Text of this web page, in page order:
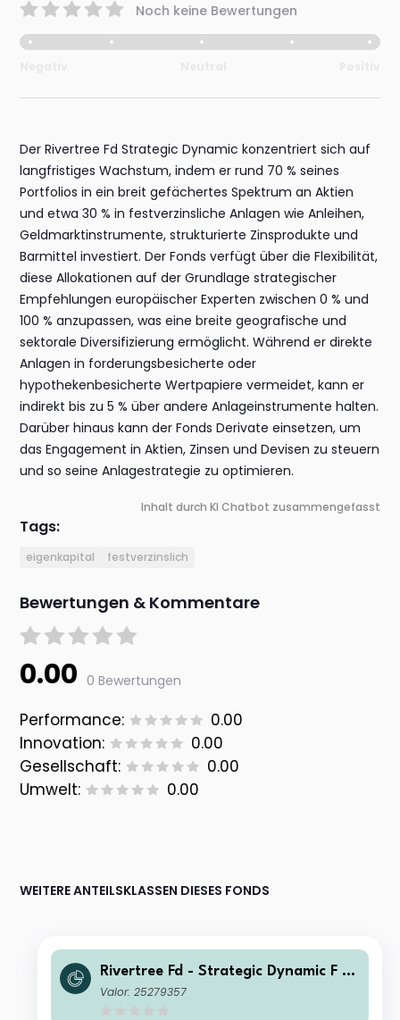
Noch keine Bewertungen
Der Rivertree Fd Strategic Dynamic konzentriert sich auf
langfristiges Wachstum, indem er rund 70 % seines
Portfolios in ein breit gefächertes Spektrum an Aktien
und etwa 30 % in festverzinsliche Anlagen wie Anleihen,
Geldmarktinstrumente, strukturierte Zinsprodukte und
Barmittel investiert. Der Fonds verfügt über die Flexibilität,
diese Allokationen auf der Grundlage strategischer
Empfehlungen europäischer Experten zwischen 0 % und
100 % anzupassen, was eine breite geografische und
sektorale Diversifizierung ermöglicht. Während er direkte
Anlagen in forderungsbesicherte oder
hypothekenbesicherte Wertpapiere vermeidet, kann er
indirekt bis zu 5 % über andere Anlageinstrumente halten.
Darüber hinaus kann der Fonds Derivate einsetzen, um
das Engagement in Aktien, Zinsen und Devisen zu steuern
und so seine Anlagestrategie zu optimieren.
Inhalt durch KI Chatbot zusammengefasst
Tags:
eigenkapital festverzinslich
Bewertungen & Kommentare
0.00 0 Bewertungen
Performance:
0.00
Innovation:
0.00
Gesellschaft:
0.00
Umwelt:
0.00
WEITERE ANTEILSKLASSEN DIESES FONDS
Rivertree Fd - Strategic Dynamic F Di
stribution
Valor: 25279357